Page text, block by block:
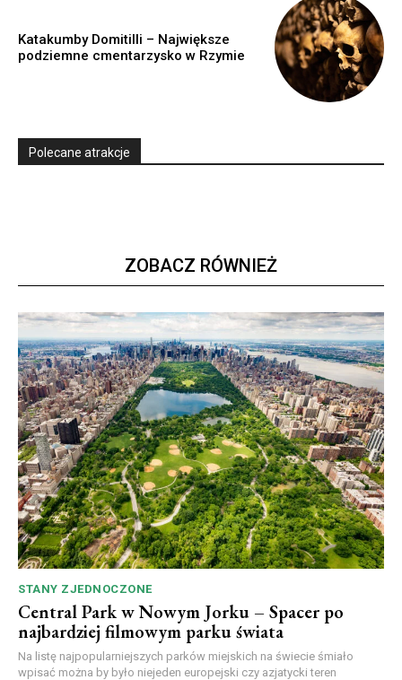
Katakumby Domitilli – Największe
podziemne cmentarzysko w Rzymie
Polecane atrakcje
ZOBACZ RÓWNIEŻ
STANY ZJEDNOCZONE
Central Park w Nowym Jorku – Spacer po
najbardziej filmowym parku świata
Na listę najpopularniejszych parków miejskich na świecie śmiało
wpisać można by było niejeden europejski czy azjatycki teren